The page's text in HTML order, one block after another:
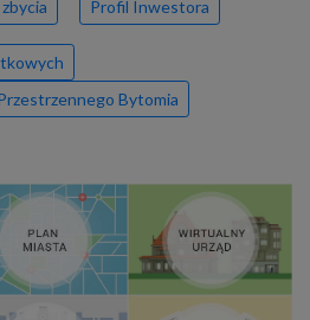
Profil Inwestora
Bytomia